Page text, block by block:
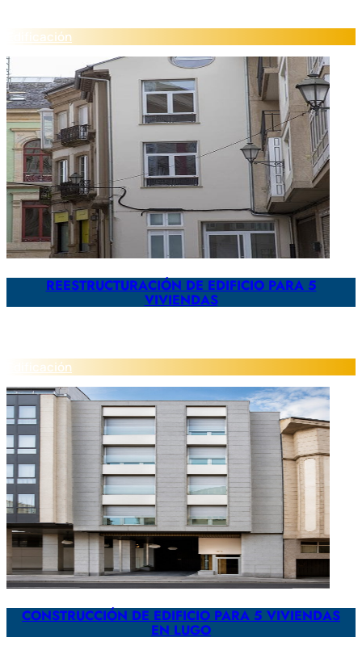
Edificación
REESTRUCTURACIÓN DE EDIFICIO PARA 5
VIVIENDAS
Edificación
CONSTRUCCIÓN DE EDIFICIO PARA 5 VIVIENDAS
EN LUGO